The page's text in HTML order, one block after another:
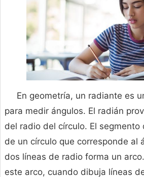
En geometría, un radiante es
para medir ángulos. El radián
del radio del círculo. El segmento
de un círculo que corresponde al
dos líneas de radio forma un
este arco, cuando dibuja líneas